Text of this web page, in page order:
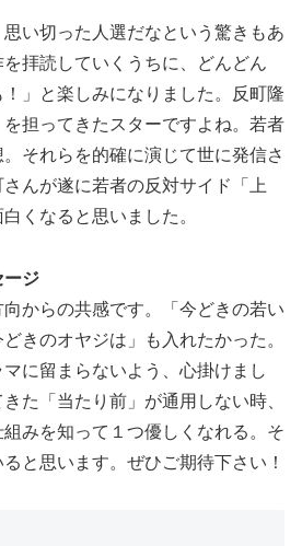
い切った人選だなという驚きもあ
拝読していくうちに、どんどん
！」と楽しみになりました。反町隆
担ってきたスターですよね。若者
それらを的確に演じて世に発信さ
んが遂に若者の反対サイド「上
くなると思いました。
ージ
からの共感です。「今どきの若い
きのオヤジは」も入れたかった。
に留まらないよう、心掛けまし
た「当たり前」が通用しない時、
みを知って１つ優しくなれる。そ
と思います。ぜひご期待下さい！